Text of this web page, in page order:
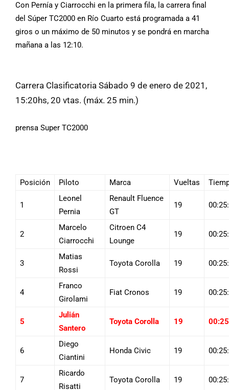
Con Pernía y Ciarrocchi en la primera fila, la carrera final
del Súper TC2000 en Río Cuarto está programada a 41
giros o un máximo de 50 minutos y se pondrá en marcha
mañana a las 12:10.
Carrera Clasificatoria Sábado 9 de enero de 2021,
15:20hs, 20 vtas. (máx. 25 min.)
prensa Super TC2000
Posición Piloto Marca Vueltas
1
Leonel
Pernia
Renault Fluence
GT
19
2
Marcelo
Ciarrocchi
Citroen C4
Lounge
19
3
Matias
Rossi
Toyota Corolla 19
4
Franco
Girolami
Fiat Cronos 19
5
Julián
Santero
Toyota Corolla 19
6
Diego
Ciantini
Honda Civic 19
7
Ricardo
Risatti
Toyota Corolla 19